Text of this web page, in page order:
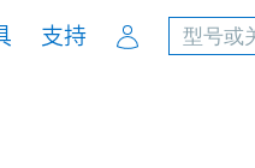
支持 Account